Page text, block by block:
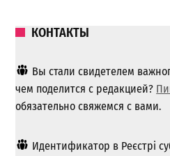
КОНТАКТЫ
Вы стали свидетелем
чем поделится с редакцией?
обязательно свяжемся с вами.
Идентификатор в Реєстрі